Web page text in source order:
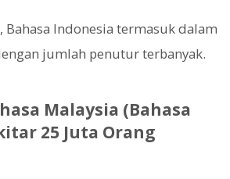
Bahasa Indonesia termasuk dalam
jumlah penutur terbanyak.
Malaysia (Bahasa
25 Juta Orang